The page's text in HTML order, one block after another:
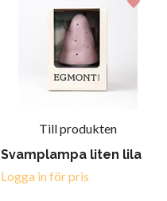
Till produkten
Svamplampa liten lila
Logga in för pris